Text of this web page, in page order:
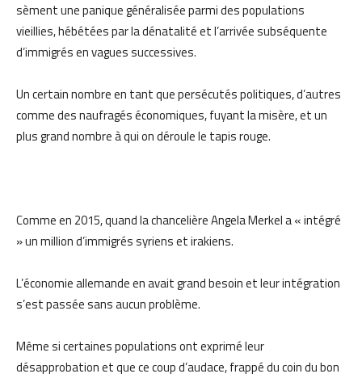
sèment une panique généralisée parmi des populations
vieillies, hébétées par la dénatalité et l’arrivée subséquente
d’immigrés en vagues successives.
Un certain nombre en tant que persécutés politiques, d’autres
comme des naufragés économiques, fuyant la misère, et un
plus grand nombre à qui on déroule le tapis rouge.
Comme en 2015, quand la chancelière Angela Merkel a « intégré
» un million d’immigrés syriens et irakiens.
L’économie allemande en avait grand besoin et leur intégration
s’est passée sans aucun problème.
Même si certaines populations ont exprimé leur
désapprobation et que ce coup d’audace, frappé du coin du bon